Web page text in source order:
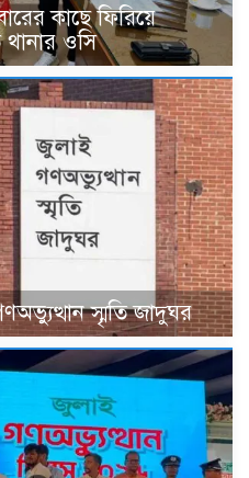
কাছে ফিরিয়ে
থানার ওসি
স্মৃতি জাদুঘর